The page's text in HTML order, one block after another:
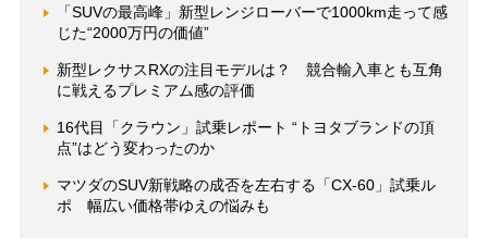
「SUVの最高峰」新型レンジローバーで1000km走って感
じた“2000万円の価値”
新型レクサスRXの注目モデルは？ 競合輸入車とも互角
に戦えるプレミアム感の評価
16代目「クラウン」試乗レポート “トヨタブランドの頂
点”はどう変わったのか
マツダのSUV新戦略の成否を左右する「CX-60」試乗ル
ポ 幅広い価格帯ゆえの悩みも